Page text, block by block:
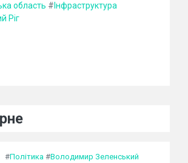
область # Інфраструктура
Ріг
#Політика #Володимир Зеленський